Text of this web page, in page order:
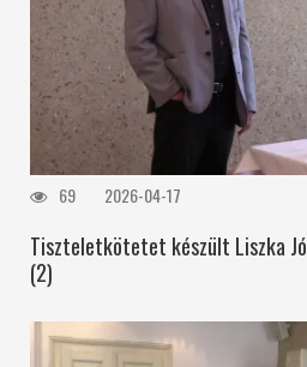
69 2026-04-17
Tiszteletkötetet készült Liszka
(2)